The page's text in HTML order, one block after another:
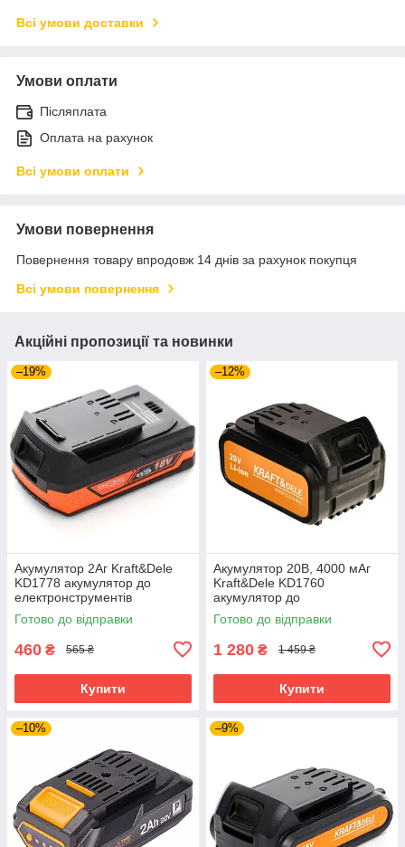
Всі умови доставки
Умови оплати
Післяплата
Оплата на рахунок
Всі умови оплати
Умови повернення
Повернення товару впродовж 14 днів за рахунок покупця
Всі умови повернення
Акційні пропозиції та новинки
–19%
Акумулятор 2Аг Kraft&Dele
KD1778 акумулятор до
електронструментів
Готово до відправки
460 ₴ 565 ₴
Купити
–12%
Акумулятор 20В, 4000 мАг
Kraft&Dele KD1760
акумулятор до
електронструментів
Готово до відправки
1 280 ₴ 1 459 ₴
Купити
–10% –9%